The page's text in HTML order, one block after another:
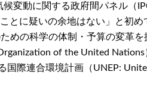
変動に関する政府間パネル（
とに疑いの余地はない」と初
めの科学の体制・予算の変革
of the United Nations
国際連合環境計画（UNEP: